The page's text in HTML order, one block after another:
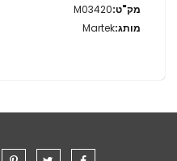
מידע
נוסף
M03420
Martek